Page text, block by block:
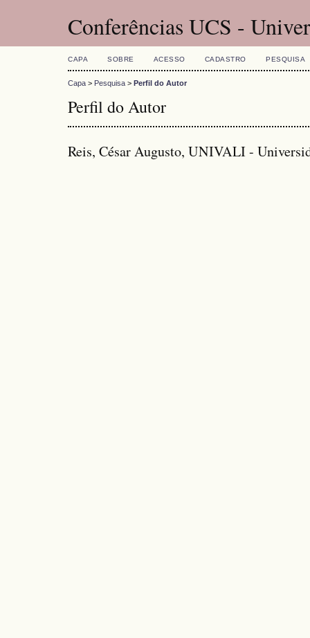
Conferências UCS -
CAPA SOBRE ACESSO CADASTRO PESQUISA
Capa > Pesquisa > Perfil do Autor
Perfil do Autor
Reis, César Augusto, UNIVALI -